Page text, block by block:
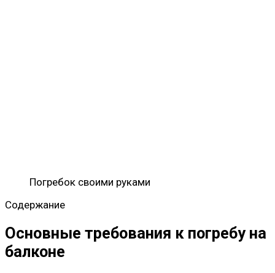
Погребок своими руками
Содержание
Основные требования к погребу на
балконе